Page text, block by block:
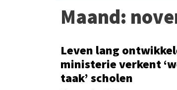
Maand:
Leven lang
ministerie verkent
taak’ scholen